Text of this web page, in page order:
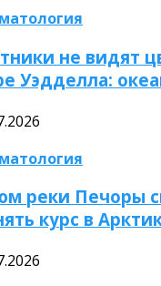
не видят
Уэдделла:
реки Печоры
курс в